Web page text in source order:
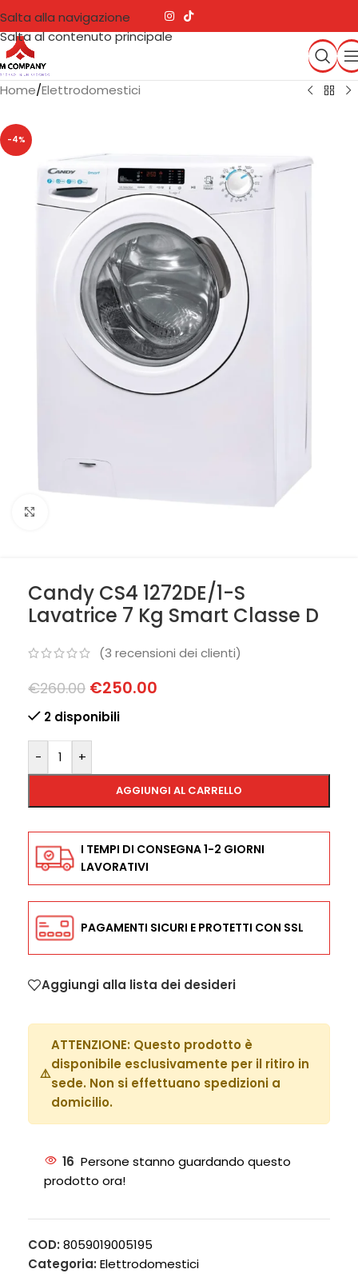
Salta alla navigazione
Salta al contenuto principale
Home/Elettrodomestici
-4%
Candy CS4 1272DE/1-S
Lavatrice 7 Kg Smart Classe D
(3 recensioni dei clienti)
€260.00 €250.00
2 disponibili
- +
AGGIUNGI AL CARRELLO
I TEMPI DI CONSEGNA 1-2 GIORNI
LAVORATIVI
PAGAMENTI SICURI E PROTETTI CON SSL
Aggiungi alla lista dei desideri
⚠️
ATTENZIONE: Questo prodotto è
disponibile esclusivamente per il ritiro in
sede. Non si effettuano spedizioni a
domicilio.
16 Persone stanno guardando questo
prodotto ora!
COD: 8059019005195
Categoria: Elettrodomestici